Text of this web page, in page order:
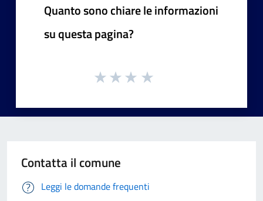
Quanto sono chiare le informazioni
su questa pagina?
Contatta il comune
Leggi le domande frequenti